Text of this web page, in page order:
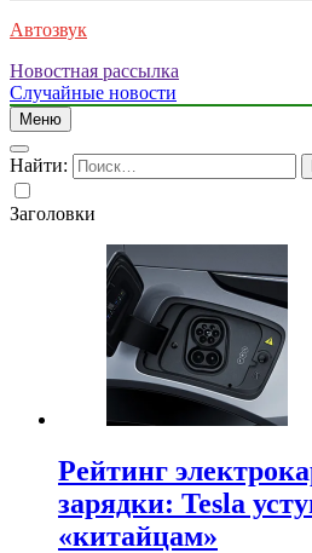
Автозвук
Новостная рассылка
Случайные новости
Меню
Найти:
Заголовки
Рейтинг
зарядки: Tesla
«китайцам»